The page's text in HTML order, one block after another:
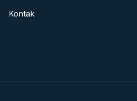
Kontak